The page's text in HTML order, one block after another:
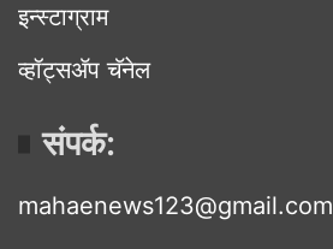
इन्स्टाग्राम
व्हॉट्सॲप चॅनेल
संपर्क:
mahaenews123@gmail.com